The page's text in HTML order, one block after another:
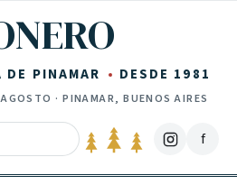
PINAMAR DESDE 1981
· PINAMAR, BUENOS AIRES
f